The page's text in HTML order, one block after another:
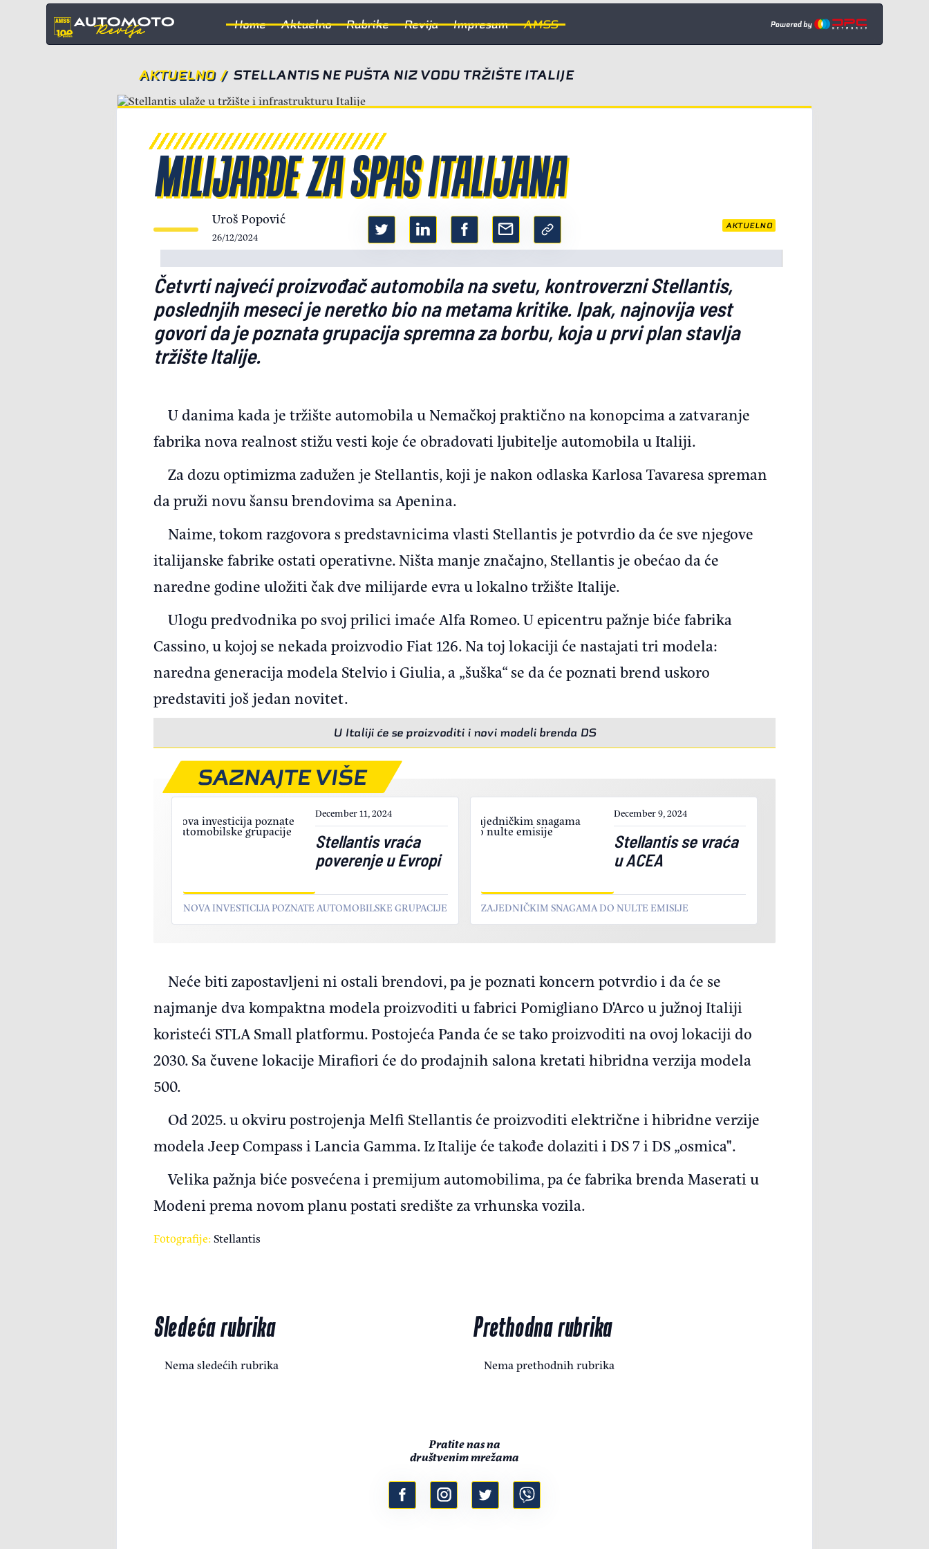
Home Aktuelno Rubrike Revija Impresum AMSS
AKTUELNO / STELLANTIS NE PUŠTA NIZ VODU TRŽIŠTE ITALIJE
MILIJARDE ZA SPAS ITALIJANA
Uroš Popović
26/12/2024
AKTUELNO
Četvrti najveći proizvođač automobila na svetu, kontroverzni Stellantis,
poslednjih meseci je neretko bio na metama kritike. Ipak, najnovija vest
govori da je poznata grupacija spremna za borbu, koja u prvi plan stavlja
tržište Italije.
U danima kada je tržište automobila u Nemačkoj praktično na konopcima a zatvaranje
fabrika nova realnost stižu vesti koje će obradovati ljubitelje automobila u Italiji.
Za dozu optimizma zadužen je Stellantis, koji je nakon odlaska Karlosa Tavaresa spreman
da pruži novu šansu brendovima sa Apenina.
Naime, tokom razgovora s predstavnicima vlasti Stellantis je potvrdio da će sve njegove
italijanske fabrike ostati operativne. Ništa manje značajno, Stellantis je obećao da će
naredne godine uložiti čak dve milijarde evra u lokalno tržište Italije.
Ulogu predvodnika po svoj prilici imaće Alfa Romeo. U epicentru pažnje biće fabrika
Cassino, u kojoj se nekada proizvodio Fiat 126. Na toj lokaciji će nastajati tri modela:
naredna generacija modela Stelvio i Giulia, a „šuška“ se da će poznati brend uskoro
predstaviti još jedan novitet.
U Italiji će se proizvoditi i novi modeli brenda DS
December 11, 2024
Stellantis vraća
poverenje u Evropi
NOVA INVESTICIJA POZNATE AUTOMOBILSKE GRUPACIJE
December 9, 2024
Stellantis se vraća
u ACEA
ZAJEDNIČKIM SNAGAMA DO NULTE EMISIJE
SAZNAJTE VIŠE
Neće biti zapostavljeni ni ostali brendovi, pa je poznati koncern potvrdio i da će se
najmanje dva kompaktna modela proizvoditi u fabrici Pomigliano D'Arco u južnoj Italiji
koristeći STLA Small platformu. Postojeća Panda će se tako proizvoditi na ovoj lokaciji do
2030. Sa čuvene lokacije Mirafiori će do prodajnih salona kretati hibridna verzija modela
500.
Od 2025. u okviru postrojenja Melfi Stellantis će proizvoditi električne i hibridne verzije
modela Jeep Compass i Lancia Gamma. Iz Italije će takođe dolaziti i DS 7 i DS „osmica".
Velika pažnja biće posvećena i premijum automobilima, pa će fabrika brenda Maserati u
Modeni prema novom planu postati središte za vrhunska vozila.
Fotografije:Stellantis
Sledeća rubrika
Nema sledećih rubrika
Prethodna rubrika
Nema prethodnih rubrika
Pratite nas na
društvenim mrežama